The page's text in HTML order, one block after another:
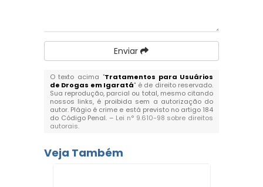
Enviar
O texto acima "Tratamentos para Usuários
de Drogas em Igaratá" é de direito reservado.
Sua reprodução, parcial ou total, mesmo citando
nossos links, é proibida sem a autorização do
autor. Plágio é crime e está previsto no artigo 184
do Código Penal. – Lei n° 9.610-98 sobre direitos
autorais.
Veja Também